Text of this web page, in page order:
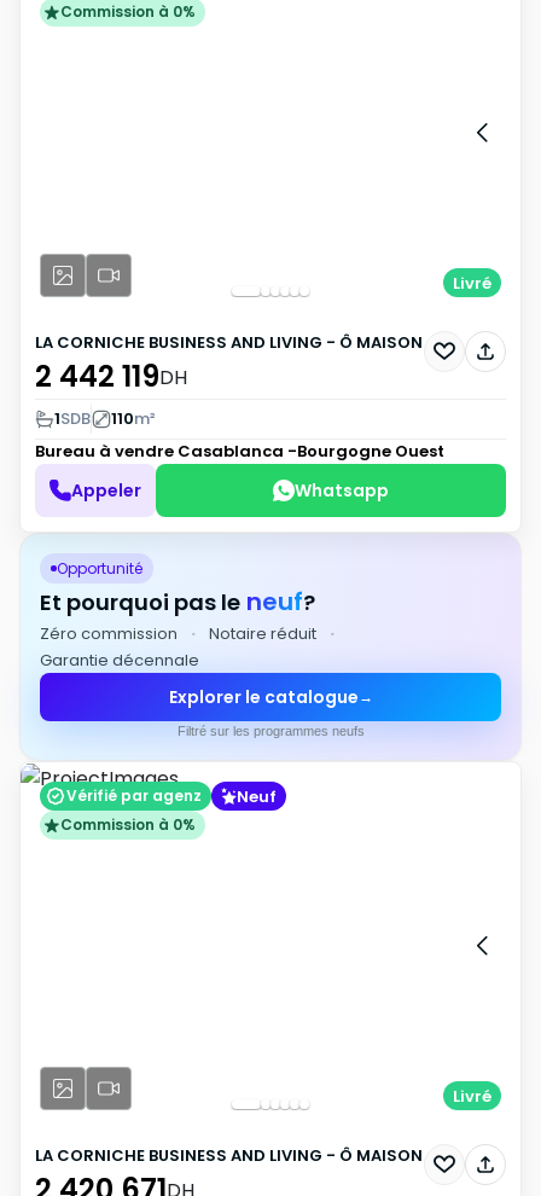
Commission à 0%
Livré
LA CORNICHE BUSINESS AND LIVING - Ô MAISON
2 442 119DH
1SDB 110m²
Bureau à vendre Casablanca -Bourgogne Ouest
Appeler Whatsapp
Opportunité
Et pourquoi pas le neuf?
Zéro commission · Notaire réduit
·
Garantie décennale
Explorer le catalogue →
Filtré sur les programmes neufs
Vérifié par agenz Neuf
Commission à 0%
Livré
LA CORNICHE BUSINESS AND LIVING - Ô MAISON
DH